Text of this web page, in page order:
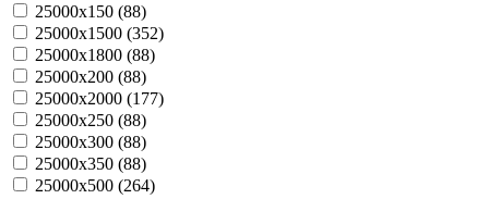
25000х150 (88)
25000х1500 (352)
25000х1800 (88)
25000х200 (88)
25000х2000 (177)
25000х250 (88)
25000х300 (88)
25000х350 (88)
25000х500 (264)